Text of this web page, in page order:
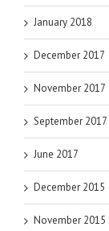
January 2018
December 2017
November 2017
September 2017
June 2017
December 2015
November 2015